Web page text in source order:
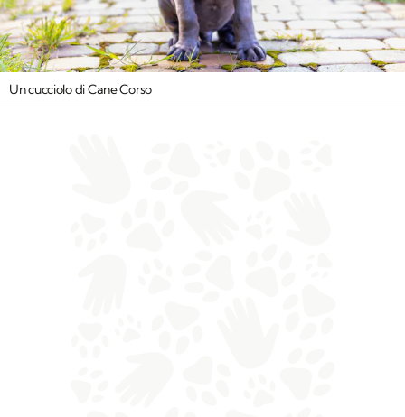
Un cucciolo di Cane Corso